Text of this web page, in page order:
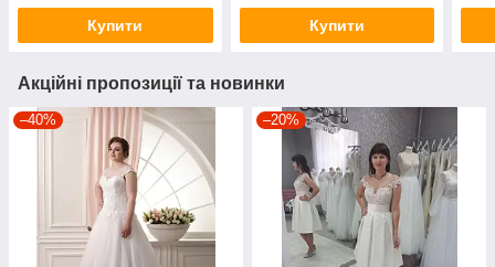
Купити Купити
Акційні пропозиції та новинки
–40% –20%